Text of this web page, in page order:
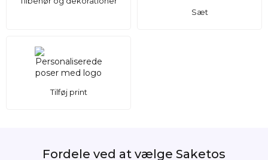
Sæt
Tilføj print
Fordele ved at vælge Saketos